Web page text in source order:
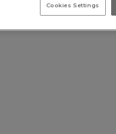
Cookies Settings